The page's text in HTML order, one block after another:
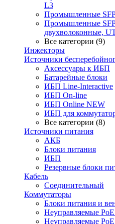
L3
Промышленные
Промышленные
двухволоконные,
Все категории (9)
Инжекторы
Источники
Аксессуары к ИБП
Батарейные блоки
ИБП Line-Interactive
ИБП On-line
ИБП Online NEW
ИБП для
Все категории (8)
Источники питания
АКБ
Блоки питания
ИБП
Резервные блоки
Кабель
Соединительный
Коммутаторы
Блоки питания и
Неуправляемые
Неуправляемые